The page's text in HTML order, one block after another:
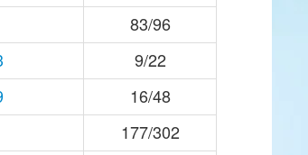
83/96
9/22
16/48
177/302